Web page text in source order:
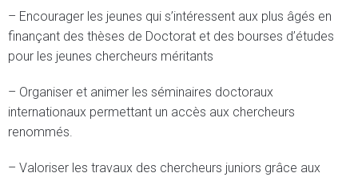
– Encourager les jeunes qui s’intéressent aux plus âgés en
finançant des thèses de Doctorat et des bourses d’études
pour les jeunes chercheurs méritants
– Organiser et animer les séminaires doctoraux
internationaux permettant un accès aux chercheurs
renommés.
– Valoriser les travaux des chercheurs juniors grâce aux